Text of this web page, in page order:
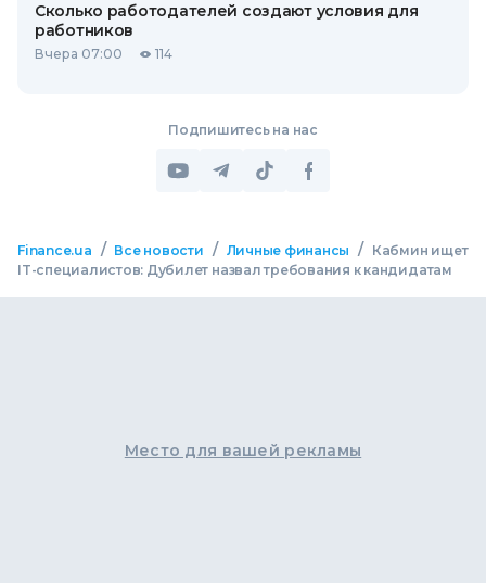
Сколько работодателей создают условия для
работников
Вчера 07:00 114
Подпишитесь на нас
Finance.ua / Все новости / Личные финансы /
Кабмин ищет
IT-специалистов: Дубилет назвал требования к кандидатам
Место для вашей рекламы